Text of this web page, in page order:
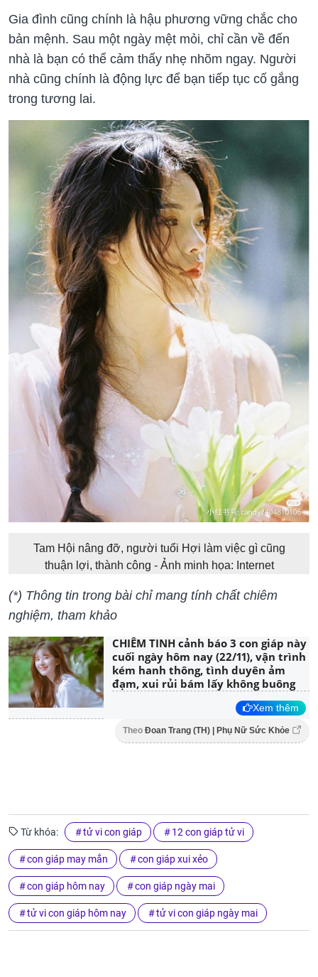
Gia đình cũng chính là hậu phương vững chắc cho
bản mệnh. Sau một ngày mệt mỏi, chỉ cần về đến
nhà là bạn có thể cảm thấy nhẹ nhõm ngay. Người
nhà cũng chính là động lực để bạn tiếp tục cố gắng
trong tương lai.
Tam Hội nâng đỡ, người tuổi Hợi làm việc gì cũng
thuận lợi, thành công - Ảnh minh họa: Internet
(*) Thông tin trong bài chỉ mang tính chất chiêm
nghiệm, tham khảo
CHIÊM TINH cảnh báo 3 con giáp này
cuối ngày hôm nay (22/11), vận trình
kém hanh thông, tình duyên ảm
đạm, xui rủi bám lấy không buông
Xem thêm
Theo Đoan Trang (TH) | Phụ Nữ Sức Khỏe
Từ khóa: tử vi con giáp 12 con giáp tử vi
con giáp may mắn con giáp xui xẻo
con giáp hôm nay con giáp ngày mai
tử vi con giáp hôm nay tử vi con giáp ngày mai